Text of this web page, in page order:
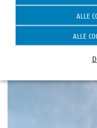
Weitere Artikel
ALLE
ALLE